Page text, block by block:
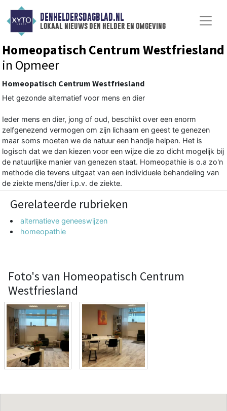
DENHELDERSDAGBLAD.NL
lokaal nieuws den helder en omgeving
Homeopatisch Centrum Westfriesland
in Opmeer
Homeopatisch Centrum Westfriesland
Het gezonde alternatief voor mens en dier
Ieder mens en dier, jong of oud, beschikt over een enorm
zelfgenezend vermogen om zijn lichaam en geest te genezen
maar soms moeten we de natuur een handje helpen. Het is
logisch dat we dan kiezen voor een wijze die zo dicht mogelijk bij
de natuurlijke manier van genezen staat. Homeopathie is o.a zo'n
methode die tevens uitgaat van een individuele behandeling van
de ziekte mens/dier i.p.v. de ziekte.
Gerelateerde rubrieken
alternatieve geneeswijzen
homeopathie
Foto's van Homeopatisch Centrum
Westfriesland